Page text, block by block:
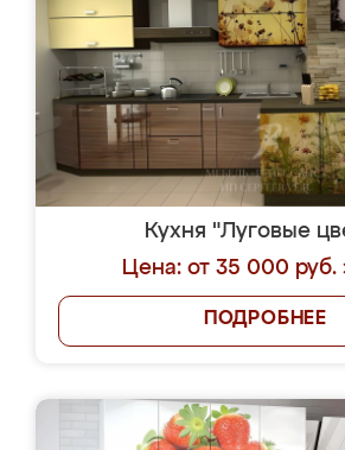
Кухня "Луговые
Цена: от 35 000 руб.
ПОДРОБНЕЕ